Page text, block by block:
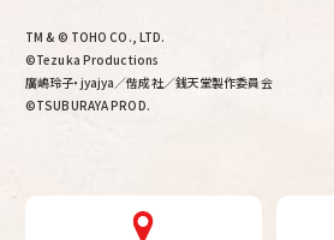
TM & © TOHO CO., LTD.
©Tezuka Productions
廣嶋玲子・jyajya／偕成社／銭天堂製作委員会
©TSUBURAYA PROD.